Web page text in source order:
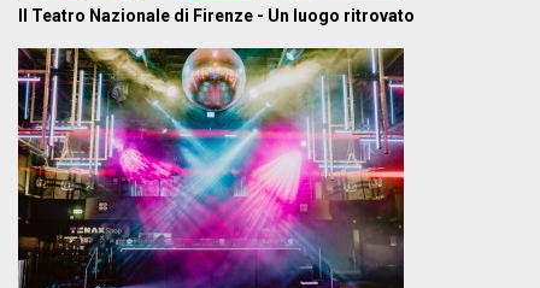
Il Teatro Nazionale di Firenze - Un luogo ritrovato